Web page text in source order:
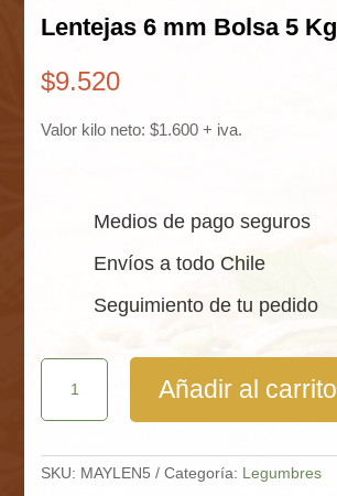
Lentejas 6 mm Bolsa 5 Kg
$9.520
Valor kilo neto: $1.600 + iva.
Medios de pago seguros
Envíos a todo Chile
Seguimiento de tu pedido
Lentejas
5
Kg
Añadir al carrito
SKU: MAYLEN5 Categoría: Legumbres